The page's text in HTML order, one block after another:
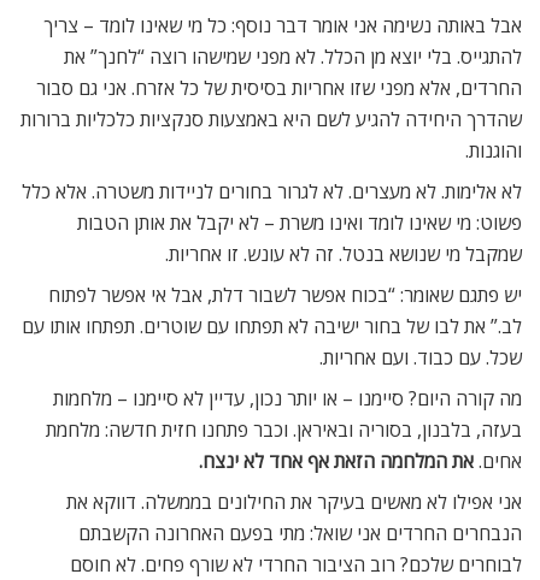
אבל באותה נשימה אני אומר דבר נוסף: כל מי שאינו לומד – צריך
להתגייס. בלי יוצא מן הכלל. לא מפני שמישהו רוצה “לחנך” את
החרדים, אלא מפני שזו אחריות בסיסית של כל אזרח. אני גם סבור
שהדרך היחידה להגיע לשם היא באמצעות סנקציות כלכליות ברורות
והוגנות.
לא אלימות. לא מעצרים. לא לגרור בחורים לניידות משטרה. אלא כלל
פשוט: מי שאינו לומד ואינו משרת – לא יקבל את אותן הטבות
שמקבל מי שנושא בנטל. זה לא עונש. זו אחריות.
יש פתגם שאומר: “בכוח אפשר לשבור דלת, אבל אי אפשר לפתוח
לב.” את לבו של בחור ישיבה לא תפתחו עם שוטרים. תפתחו אותו עם
שכל. עם כבוד. ועם אחריות.
מה קורה היום? סיימנו – או יותר נכון, עדיין לא סיימנו – מלחמות
בעזה, בלבנון, בסוריה ובאיראן. וכבר פתחנו חזית חדשה: מלחמת
אחים.את המלחמה הזאת אף אחד לא ינצח.
אני אפילו לא מאשים בעיקר את החילונים בממשלה. דווקא את
הנבחרים החרדים אני שואל: מתי בפעם האחרונה הקשבתם
לבוחרים שלכם? רוב הציבור החרדי לא שורף פחים. לא חוסם